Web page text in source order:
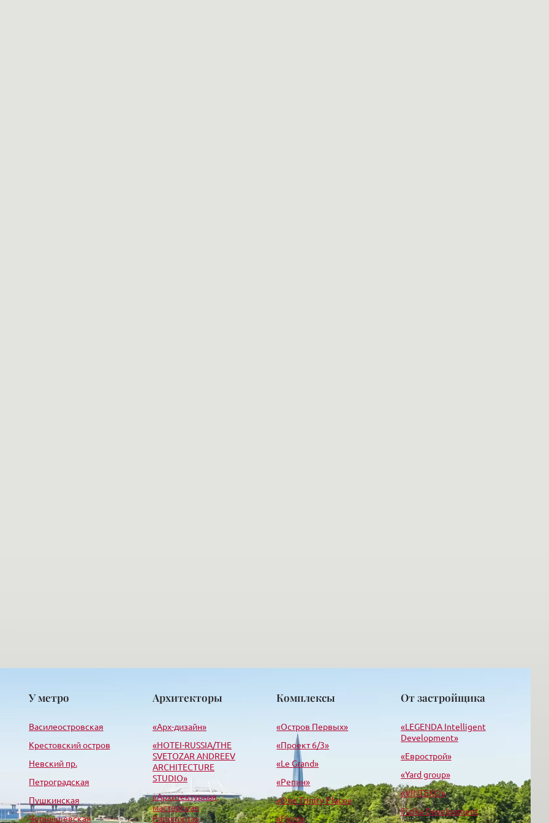
У метро
Василеостровская
Крестовский остров
Невский пр.
Петроградская
Пушкинская
Чернышевская
Архитекторы
«Арх-дизайн»
«HОTEI-RUSSIA/THE
SVETOZAR ANDREEV
ARCHITECTURE
STUDIO»
«Архитектурная
мастерская
Рапопорта»
Комплексы
«Остров Первых»
«Проект 6/3»
«Le Grand»
«Репин»
«One Trinity Place»
«Fjord»
От застройщика
«LEGENDA Intelligent
Development»
«Еврострой»
«Yard group»
«VINTEKO»
Fizika Development